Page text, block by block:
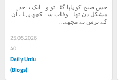
جس صبح کو پاپا گئے تو وہ ایک بےحد
کے نرس نے مجھے...
25.05.2026
40
Daily Urdu
(Blogs)